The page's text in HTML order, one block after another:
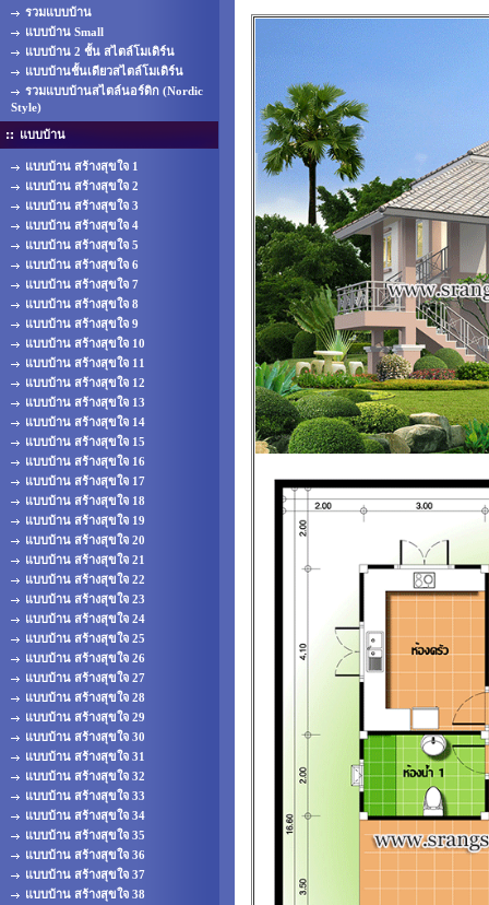
รวมแบบบ้าน
แบบบ้าน Small
แบบบ้าน 2 ชั้น สไตล์โมเดิร์น
แบบบ้านชั้นเดียวสไตล์โมเดิร์น
รวมแบบบ้านสไตล์นอร์ดิก (Nordic
Style)
แบบบ้าน
แบบบ้าน สร้างสุขใจ 1
แบบบ้าน สร้างสุขใจ 2
แบบบ้าน สร้างสุขใจ 3
แบบบ้าน สร้างสุขใจ 4
แบบบ้าน สร้างสุขใจ 5
แบบบ้าน สร้างสุขใจ 6
แบบบ้าน สร้างสุขใจ 7
แบบบ้าน สร้างสุขใจ 8
แบบบ้าน สร้างสุขใจ 9
แบบบ้าน สร้างสุขใจ 10
แบบบ้าน สร้างสุขใจ 11
แบบบ้าน สร้างสุขใจ 12
แบบบ้าน สร้างสุขใจ 13
แบบบ้าน สร้างสุขใจ 14
แบบบ้าน สร้างสุขใจ 15
แบบบ้าน สร้างสุขใจ 16
แบบบ้าน สร้างสุขใจ 17
แบบบ้าน สร้างสุขใจ 18
แบบบ้าน สร้างสุขใจ 19
แบบบ้าน สร้างสุขใจ 20
แบบบ้าน สร้างสุขใจ 21
แบบบ้าน สร้างสุขใจ 22
แบบบ้าน สร้างสุขใจ 23
แบบบ้าน สร้างสุขใจ 24
แบบบ้าน สร้างสุขใจ 25
แบบบ้าน สร้างสุขใจ 26
แบบบ้าน สร้างสุขใจ 27
แบบบ้าน สร้างสุขใจ 28
แบบบ้าน สร้างสุขใจ 29
แบบบ้าน สร้างสุขใจ 30
แบบบ้าน สร้างสุขใจ 31
แบบบ้าน สร้างสุขใจ 32
แบบบ้าน สร้างสุขใจ 33
แบบบ้าน สร้างสุขใจ 34
แบบบ้าน สร้างสุขใจ 35
แบบบ้าน สร้างสุขใจ 36
แบบบ้าน สร้างสุขใจ 37
แบบบ้าน สร้างสุขใจ 38